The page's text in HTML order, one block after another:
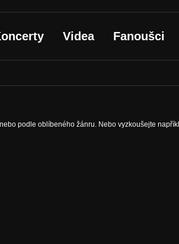
Videa Fanoušci
podle oblíbeného žánru. Nebo vyzkoušejte